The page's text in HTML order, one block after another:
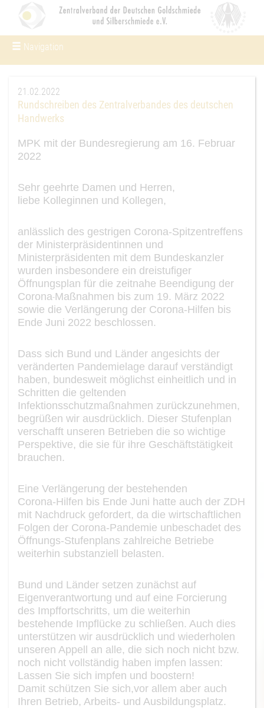
Navigation
21.02.2022
Rundschreiben des Zentralverbandes des deutschen
Handwerks
MPK mit der Bundesregierung am 16. Februar
2022
Sehr geehrte Damen und Herren,
liebe Kolleginnen und Kollegen,
anlässlich des gestrigen Corona-Spitzentreffens
der Ministerpräsidentinnen und
Ministerpräsidenten mit dem Bundeskanzler
wurden insbesondere ein dreistufiger
Öffnungsplan für die zeitnahe Beendigung der
Corona-Maßnahmen bis zum 19. März 2022
sowie die Verlängerung der Corona-Hilfen bis
Ende Juni 2022 beschlossen.
Dass sich Bund und Länder angesichts der
veränderten Pandemielage darauf verständigt
haben, bundesweit möglichst einheitlich und in
Schritten die geltenden
Infektionsschutzmaßnahmen zurückzunehmen,
begrüßen wir ausdrücklich. Dieser Stufenplan
verschafft unseren Betrieben die so wichtige
Perspektive, die sie für ihre Geschäftstätigkeit
brauchen.
Eine Verlängerung der bestehenden
Corona-Hilfen bis Ende Juni hatte auch der ZDH
mit Nachdruck gefordert, da die wirtschaftlichen
Folgen der Corona-Pandemie unbeschadet des
Öffnungs-Stufenplans zahlreiche Betriebe
weiterhin substanziell belasten.
Bund und Länder setzen zunächst auf
Eigenverantwortung und auf eine Forcierung
des Impffortschritts, um die weiterhin
bestehende Impflücke zu schließen. Auch dies
unterstützen wir ausdrücklich und wiederholen
unseren Appell an alle, die sich noch nicht bzw.
noch nicht vollständig haben impfen lassen:
Lassen Sie sich impfen und boostern!
Damit schützen Sie sich,vor allem aber auch
Ihren Betrieb, Arbeits- und Ausbildungsplatz.
Cookie-Einstellungen